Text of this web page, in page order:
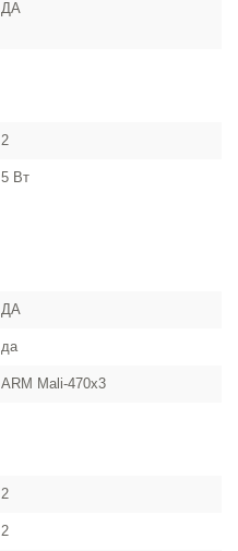
ДА
2
5 Вт
ДА
да
ARM Mali-470x3
2
2